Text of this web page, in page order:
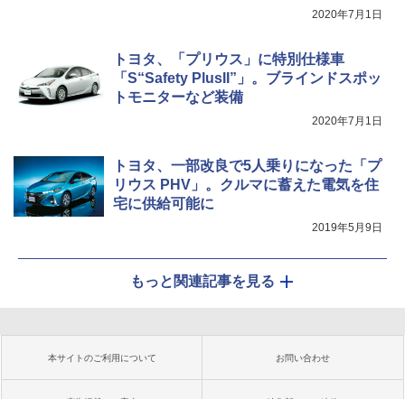
2020年7月1日
トヨタ、「プリウス」に特別仕様車
「S“Safety PlusII”」。ブラインドスポッ
トモニターなど装備
2020年7月1日
トヨタ、一部改良で5人乗りになった「プ
リウス PHV」。クルマに蓄えた電気を住
宅に供給可能に
2019年5月9日
もっと関連記事を見る
本サイトのご利用について お問い合わせ